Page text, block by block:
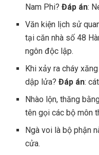
Nam Phi?Đáp án:
Văn kiện lịch sử
tại căn nhà số 48
ngôn độc lập.
Khi xảy ra cháy
dập lửa?Đáp án:
Nhào lộn, thăng
tên gọi các bộ môn
Ngà voi là bộ phận
cửa.